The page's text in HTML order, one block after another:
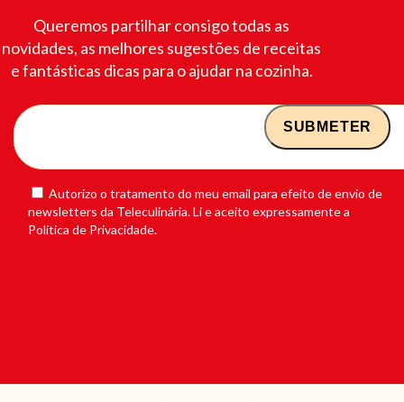
Queremos partilhar consigo todas as
novidades, as melhores sugestões de receitas
e fantásticas dicas para o ajudar na cozinha.
Autorizo o tratamento do meu email para efeito de envio de
newsletters da Teleculinária. Li e aceito expressamente a
Política de Privacidade.